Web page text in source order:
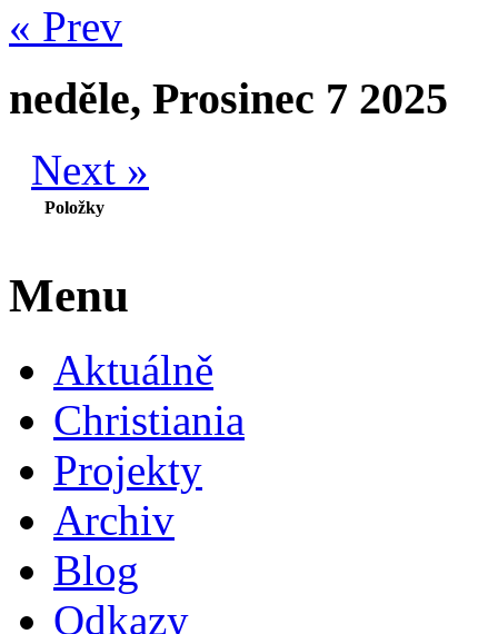
« Prev
neděle, Prosinec 7 2025
Next »
Položky
Menu
Aktuálně
Christiania
Projekty
Archiv
Blog
Odkazy